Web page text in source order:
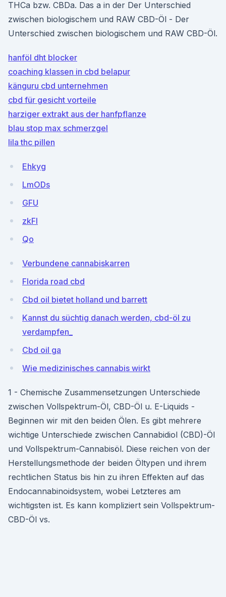
THCa bzw. CBDa. Das a in der Der Unterschied
zwischen biologischem und RAW CBD-Öl - Der
Unterschied zwischen biologischem und RAW CBD-Öl.
hanföl dht blocker
coaching klassen in cbd belapur
känguru cbd unternehmen
cbd für gesicht vorteile
harziger extrakt aus der hanfpflanze
blau stop max schmerzgel
lila thc pillen
Ehkyg
LmODs
GFU
zkFl
Qo
Verbundene cannabiskarren
Florida road cbd
Cbd oil bietet holland und barrett
Kannst du süchtig danach werden, cbd-öl zu
verdampfen_
Cbd oil ga
Wie medizinisches cannabis wirkt
1 - Chemische Zusammensetzungen Unterschiede
zwischen Vollspektrum-Öl, CBD-Öl u. E-Liquids -
Beginnen wir mit den beiden Ölen. Es gibt mehrere
wichtige Unterschiede zwischen Cannabidiol (CBD)-Öl
und Vollspektrum-Cannabisöl. Diese reichen von der
Herstellungsmethode der beiden Öltypen und ihrem
rechtlichen Status bis hin zu ihren Effekten auf das
Endocannabinoidsystem, wobei Letzteres am
wichtigsten ist. Es kann kompliziert sein Vollspektrum-
CBD-Öl vs.